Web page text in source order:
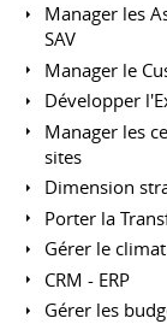
Manager les
SAV
Manager le
Développer
Manager les
sites
Dimension
Porter la
Gérer le
CRM - ERP
Gérer les